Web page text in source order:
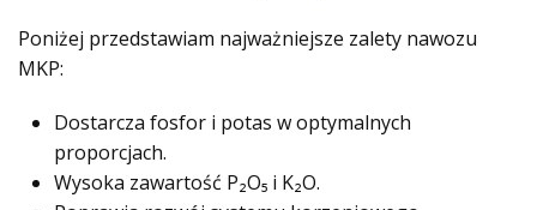
Poniżej przedstawiam najważniejsze zalety nawozu
MKP:
Dostarcza fosfor i potas w optymalnych
proporcjach.
Wysoka zawartość P₂O₅ i K₂O.